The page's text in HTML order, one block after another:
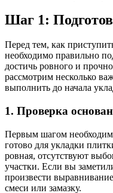
Шаг 1:
Перед тем, как
необходимо правильно
достичь ровного и
рассмотрим несколько
выполнить до начала
1. Проверка
Первым шагом
готово для укладки
ровная, отсутствуют
участки. Если вы
произвести
смеси или замазку.